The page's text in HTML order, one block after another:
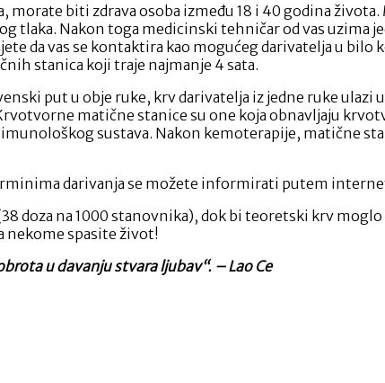
biti zdrava osoba između 18 i 40 godina života.
Nakon toga medicinski tehničar od vas uzima
vas se kontaktira kao mogućeg darivatelja u bilo
stanica koji traje najmanje 4 sata.
put u obje ruke, krv darivatelja iz jedne ruke ulazi
matične stanice su one koja obnavljaju
sustava. Nakon kemoterapije, matične
darivanja se možete informirati putem
doza na 1000 stanovnika), dok bi teoretski krv
nekome spasite život!
u davanju stvara ljubav“. – Lao Ce